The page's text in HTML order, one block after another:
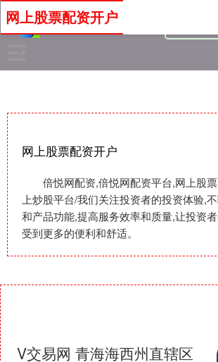
网上股票配资开户
倍悦网配资,倍悦网配资平台,网上股
上炒股平台/我们关注投资者的投资体验,
和产品功能,提高服务效率和质量,让投资
受到更多的便利和舒适。
网上股票配资开户
V交易网 青海海西州直辖区